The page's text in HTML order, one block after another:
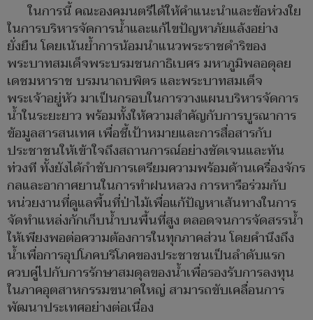
ในการนี้ คณะองคมนตรีได้ให้คำแนะนำและข้อห่วงใย
ในการบริหารจัดการน้ำและแก้ไขปัญหาภัยแล้งอย่าง
ยั่งยืน โดยเน้นย้ำการน้อมนำแนวพระราชดำริของ
พระบาทสมเด็จพระบรมชนกาธิเบศร มหาภูมิพลอดุลย
เดชมหาราช บรมนาถบพิตร และพระบาทสมเด็จ
พระเจ้าอยู่หัว มาเป็นกรอบในการวางแผนบริหารจัดการ
น้ำในระยะยาว พร้อมทั้งให้ความสำคัญกับการบูรณาการ
ข้อมูลสารสนเทศ เพื่อชี้เป้าหมายและการสื่อสารกับ
ประชาชนให้เข้าใจถึงสถานการณ์อย่างชัดเจนและทัน
ท่วงที ทั้งยังได้กำชับการเตรียมความพร้อมด้านเครื่องจักร
กลและอากาศยานในการทำฝนหลวง การหารือร่วมกับ
หน่วยงานที่ดูแลพื้นที่ป่าไม้เพื่อแก้ปัญหาเส้นทางในการ
จัดทำแหล่งกักเก็บน้ำบนพื้นที่สูง ตลอดจนการจัดสรรน้ำ
ให้เพียงพอต่อความต้องการในทุกภาคส่วน โดยคำนึงถึง
น้ำเพื่อการอุปโภคบริโภคของประชาชนเป็นลำดับแรก
ควบคู่ไปกับการรักษาสมดุลของน้ำเพื่อรองรับการลงทุน
ในภาคอุตสาหกรรมขนาดใหญ่ สามารถขับเคลื่อนการ
พัฒนาประเทศอย่างต่อเนื่อง